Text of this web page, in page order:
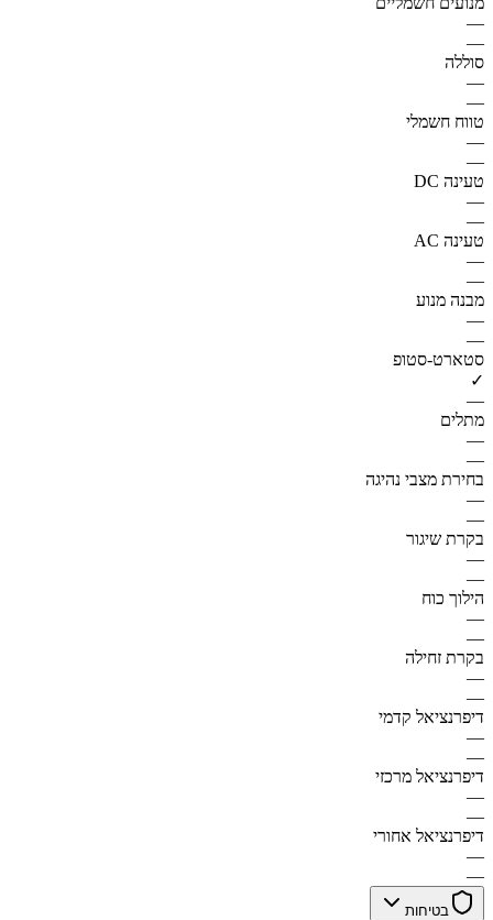
—
—
סוללה
—
—
טווח חשמלי
—
—
טעינה DC
—
—
טעינה AC
—
—
מבנה מנוע
—
—
סטארט-סטופ
✓
—
מתלים
—
—
בחירת מצבי נהיגה
—
—
בקרת שיגור
—
—
הילוך כוח
—
—
בקרת זחילה
—
—
דיפרנציאל קדמי
—
—
דיפרנציאל מרכזי
—
—
דיפרנציאל אחורי
—
—
בטיחות